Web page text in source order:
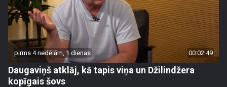
pirms 4 nedēļām, 1 dienas 00:02:49
Daugaviņš atklāj, kā tapis viņa un Džilindžera
kopīgais šovs